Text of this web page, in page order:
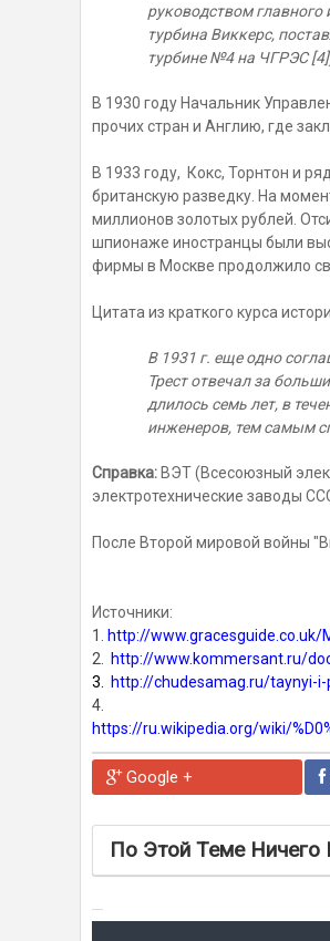
руководством
турбина Виккерс,
турбине №4 на ЧГРЭС [4]
В 1930 году Начальник
прочих стран и Англию, где
В 1933 году, Кокс, Торнтон и
британскую разведку. На
миллионов золотых рублей.
шпионаже иностранцы были
фирмы в Москве продолжило
Цитата из краткого курса
В 1931 г. еще одно
Трест отвечал за
длилось семь лет, в
инженеров, тем самым
Справка: ВЭТ (Всесоюзный
электротехнические заводы
После Второй мировой войны
Источники:
1.
http://www.gracesguide.co.uk/
2.
http://www.kommersant.ru/
3.
http://chudesamag.ru/taynyi-
4.
https://ru.wikipedia.org/wiki/
Google +
По Этой Теме Ничего